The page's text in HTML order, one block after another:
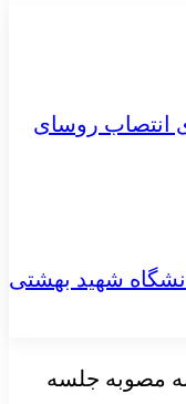
انتصاب روسای
مصوبه جلسه